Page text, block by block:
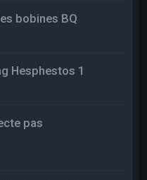
bobines BQ
Hesphestos 1
pas